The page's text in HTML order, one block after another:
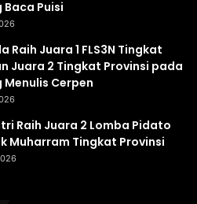
Puisi
Raih Juara 1 FLS3N Tingkat
Juara 2 Tingkat Provinsi pada
Menulis Cerpen
Raih Juara 2 Lomba Pidato
Muharram Tingkat Provinsi